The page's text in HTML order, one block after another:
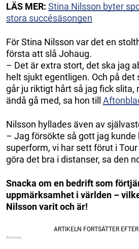
LÄS MER: Stina Nilsson byter
stora succésäsongen
För Stina Nilsson var det en
första att slå Johaug.
– Det är extra stort, det ska jag
helt sjukt egentligen. Och på det
går ju riktigt hårt så jag fick slita,
ändå gå med, sa hon till
Nilsson hyllades även av
– Jag försökte så gott jag kunde
superform, vi har sett förut i
göra det bra i distanser, sa den
Snacka om en bedrift som
uppmärksamhet i världen –
Nilsson varit och är!